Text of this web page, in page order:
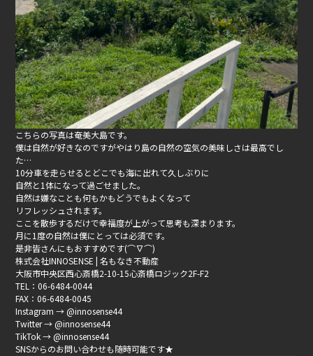
こちらの写真は奄美大島です。
僕は自然が好きなのですがやはり島の自然の空気の美味しさは最高でし
た…
10分車を走らせるとどこでも海に出れて久しぶりに
自然と1体になって過ごせました。
自然は嫌なことも何もかもどうでもよくなって
リフレッシュされます。
ここを散歩するだけで幸福度が上がって思考も深まります。
月に1度の自然は僕にとっては必須です。
是非皆さんにもおすすめです(⌒∇⌒)
株式会社INNOSENSE | 名もなき不動産
大阪市中央区西心斎橋2-10-15心斎橋ロジック2F-F2
TEL：06-6484-0044
FAX：06-6484-0045
Instagram → @innosense44
Twitter → @innosense44
TikTok → @innosense44
SNSからのお問い合わせも随時可能です★